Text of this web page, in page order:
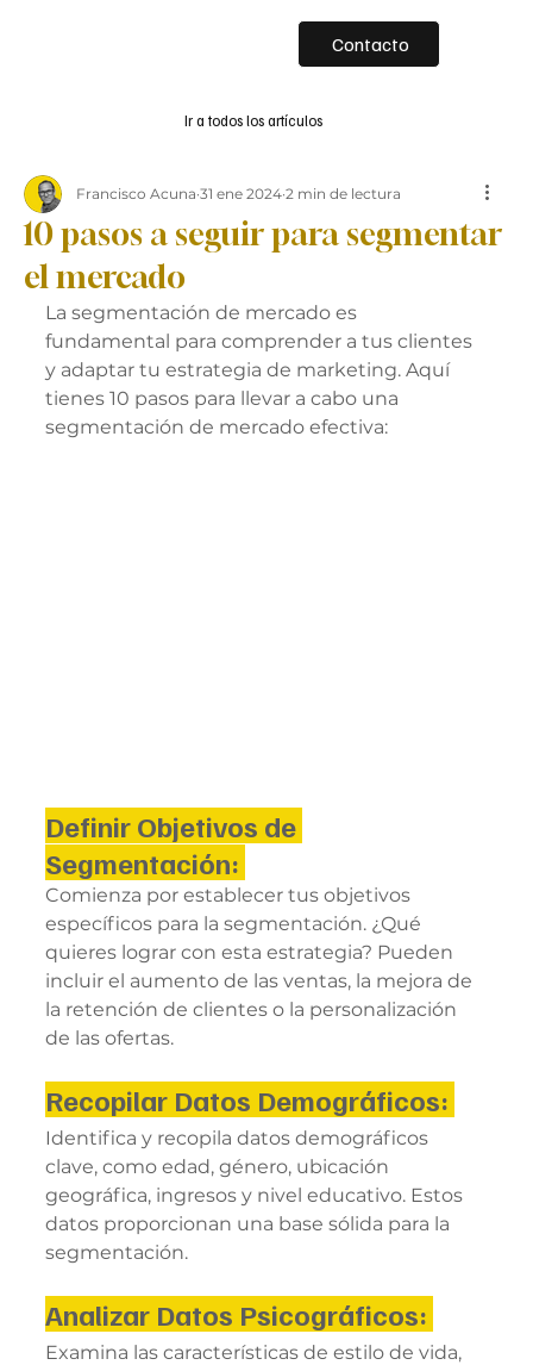
Contacto
Ir a todos los artículos
10 pasos a seguir para segmentar
el mercado
Francisco Acuna 31 ene 2024 2 min de lectura
La segmentación de mercado es
fundamental para comprender a tus clientes
y adaptar tu estrategia de marketing. Aquí
tienes 10 pasos para llevar a cabo una
segmentación de mercado efectiva:
Definir Objetivos de
Segmentación:
Comienza por establecer tus objetivos
específicos para la segmentación. ¿Qué
quieres lograr con esta estrategia? Pueden
incluir el aumento de las ventas, la mejora de
la retención de clientes o la personalización
de las ofertas.
Recopilar Datos Demográficos:
Identifica y recopila datos demográficos
clave, como edad, género, ubicación
geográfica, ingresos y nivel educativo. Estos
datos proporcionan una base sólida para la
segmentación.
Analizar Datos Psicográficos:
Examina las características de estilo de vida,